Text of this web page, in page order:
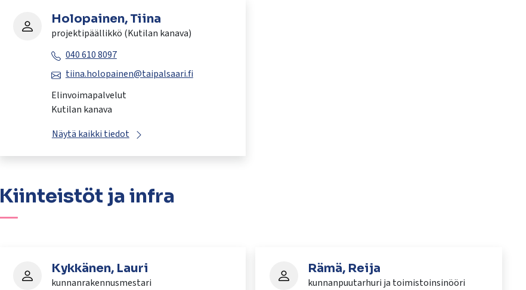
Holopainen, Tiina
projektipäällikkö (Kutilan kanava)
040 610 8097
tiina.holopainen@taipalsaari.fi
Elinvoimapalvelut
Kutilan kanava
Näytä kaikki tiedot
Kiinteistöt ja infra
Kykkänen, Lauri
kunnanrakennusmestari
Rämä, Reija
kunnanpuutarhuri ja toimistoinsinööri